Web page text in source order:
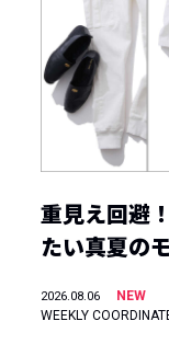
重見え回避
たい真夏の
2026.08.06
NEW
WEEKLY